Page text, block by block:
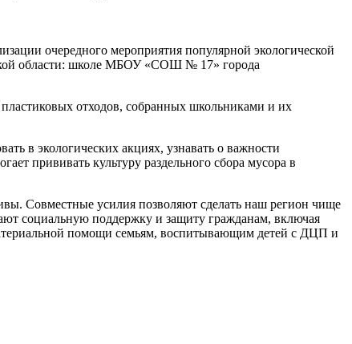
очередного мероприятия популярной экологической
области: школе МБОУ «СОШ № 17» города
отходов, собранных школьниками и их
в экологических акциях, узнавать о важности
прививать культуру раздельного сбора мусора в
Совместные усилия позволяют сделать наш регион чище
социальную поддержку и защиту гражданам, включая
помощи семьям, воспитывающим детей с ДЦП и